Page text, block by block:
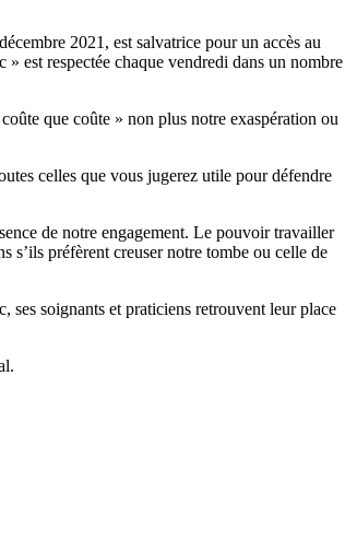
2021, est salvatrice pour un accès au
est respectée chaque vendredi dans un nombre
que coûte » non plus notre exaspération ou
celles que vous jugerez utile pour défendre
de notre engagement. Le pouvoir travailler
s’ils préfèrent creuser notre tombe ou celle de
ses soignants et praticiens retrouvent leur place